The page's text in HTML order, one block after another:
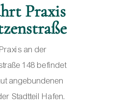
Praxis
an der
148 befindet
angebundenen
Stadtteil Hafen.